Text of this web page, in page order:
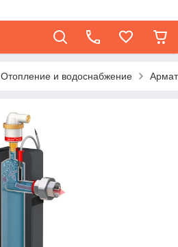
Отопление и водоснабжение